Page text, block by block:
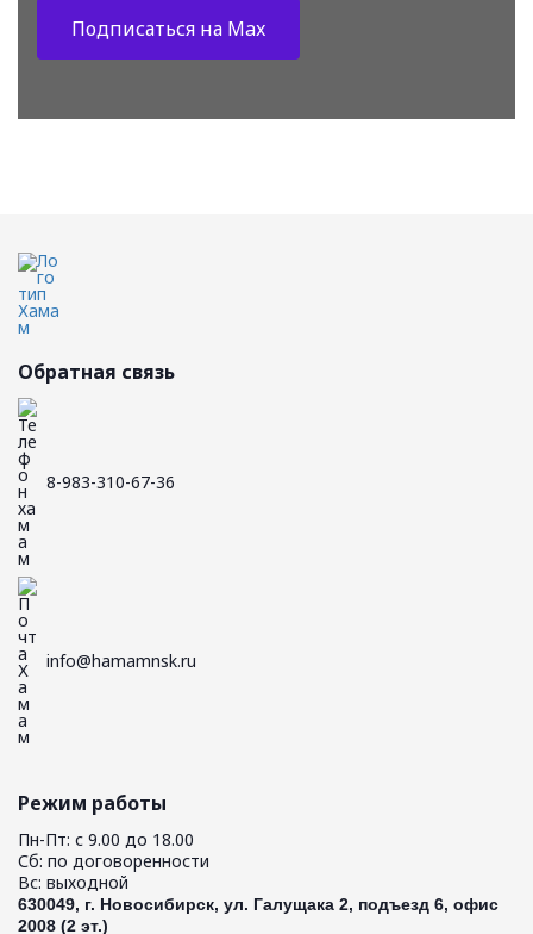
Подписаться на Max
Обратная связь
8-983-310-67-36
info@hamamnsk.ru
Режим работы
Пн-Пт: с 9.00 до 18.00
Сб: по договоренности
Вс: выходной
630049, г. Новосибирск, ул. Галущака 2, подъезд 6, офис
2008 (2 эт.)